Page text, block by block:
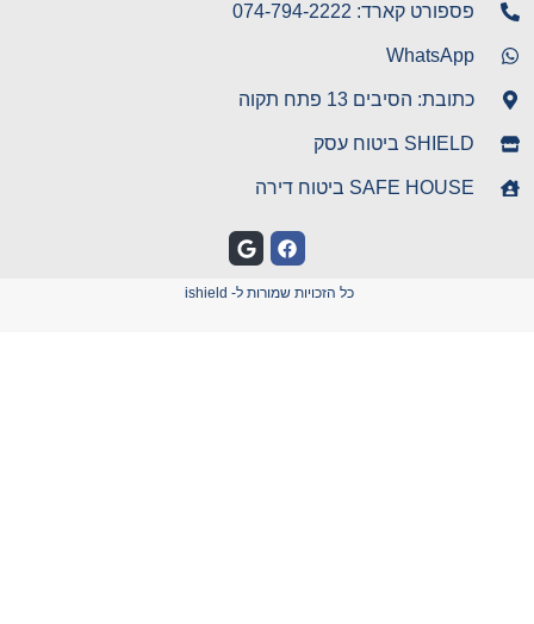
פספורט קארד: 074-794-2222
WhatsApp
כתובת: הסיבים 13 פתח תקוה
SHIELD ביטוח עסק
SAFE HOUSE ביטוח דירה
כל הזכויות שמורות ל- ishield